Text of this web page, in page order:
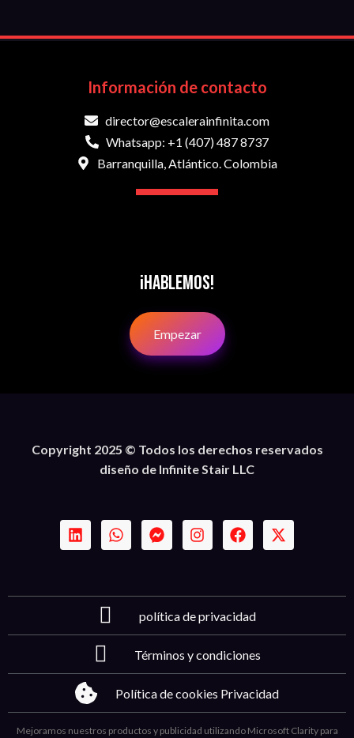
Información de contacto
director@escalerainfinita.com
Whatsapp: +1 (407) 487 8737
Barranquilla, Atlántico. Colombia
¡Hablemos!
Empezar
Copyright 2025 © Todos los derechos reservados
diseño de Infinite Stair LLC
política de privacidad
Términos y condiciones
Política de cookies Privacidad
Mejoramos nuestros productos y publicidad utilizando Microsoft Clarity para